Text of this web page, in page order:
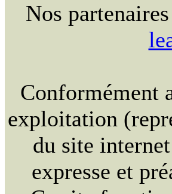
Nos
Conformément
exploitation
du site
expresse et